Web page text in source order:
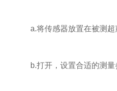
a.将传感器放置在被测超
b.打开，设置合适的测量